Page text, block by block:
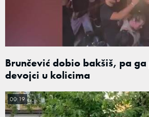
Brunčević dobio bakšiš, pa
devojci u kolicima
00:19